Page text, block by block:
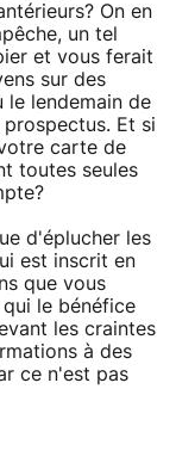
On en
un tel
et vous ferait
sur des
le lendemain de
Et si
carte de
toutes seules
d'éplucher les
est inscrit en
que vous
le bénéfice
les craintes
à des
ce n'est pas